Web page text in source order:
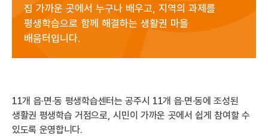
집 가까운 곳에서 누구나 배우고, 지역의 과제를
평생학습으로 함께 해결하는 생활권 마을
배움터입니다.
11개 읍·면·동 평생학습센터는 공주시 11개 읍·면·동에 조성된
생활권 평생학습 거점으로, 시민이 가까운 곳에서 쉽게 참여할 수
있도록 운영합니다.